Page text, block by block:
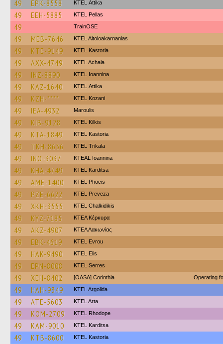
49 EPK-8558 KΤΕL Αttika
49 EEH-5885 KTEL Pellas
49 TrainΟSE
49 MEB-7646 KTEL Aitoloakarnanias
49 KTE-9149 KTEL Kastoria
49 AXX-4749 KTEL Achaia
49 INZ-8890 KTEL Ioannina
49 KAZ-1640 KΤΕL Αttika
49 KZH-**** ΚΤΕL Kozani
49 IEA-4932 Maroulis
49 KIB-9128 KTEL Kilkis
49 KTA-1849 KTEL Kastoria
49 TKH-8636 ΚΤΕL Τrikala
49 INO-3037 KTEAL Ioannina
49 KHA-4749 ΚΤΕL Karditsa
49 AME-1400 ΚΤΕL Phocis
49 PZE-6622 KTEL Preveza
49 XKH-3555 ΚΤΕL Chalkidikis
49 KYZ-7185 ΚΤΕΛ Κέρκυρα
49 AKZ-4907 ΚΤΕΛ Λακωνίας
49 EBK-4619 KTEL Evrou
49 HAK-9490 KTEL Elis
49 EPN-8008 KTEL Serres
49 XEH-8402 [OASA] Corinthia Operating
49 HAH-9349 KTEL Argolida
49 ATE-5603 KTEL Arta
49 KOM-2709 KTEL Rhodope
49 KAM-9010 ΚΤΕL Karditsa
49 KTB-8600 KTEL Kastoria